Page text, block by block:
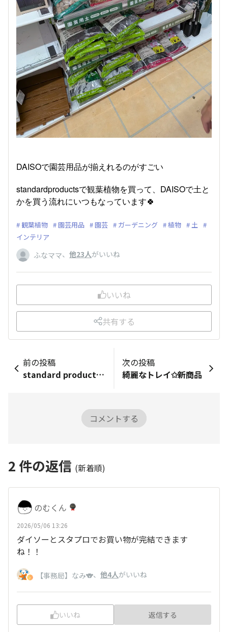
DAISOで園芸用品が揃えれるのがすごい
standardproductsで観葉植物を買って、DAISOで土と
かを買う流れにいつもなっています🍀
観葉植物 園芸用品 園芸 ガーデニング 植物
土
インテリア
ふなママ、 他23人がいいね
いいね
共有する
前の投稿
standard productsのバッグ
次の投稿
綺麗なトレイ✩新商品
コメントする
2 件の返信 (新着順)
のむくん
2026/05/06 13:26
ダイソーとスタプロでお買い物が完結できます
ね！！
【事務局】なみ🐨、 他4人がいいね
いいね 返信する